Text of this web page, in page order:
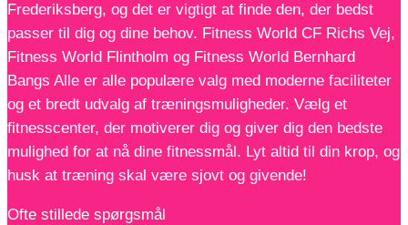
Frederiksberg, og det er vigtigt at finde den, der bedst
passer til dig og dine behov. Fitness World CF Richs Vej,
Fitness World Flintholm og Fitness World Bernhard
Bangs Alle er alle populære valg med moderne faciliteter
og et bredt udvalg af træningsmuligheder. Vælg et
fitnesscenter, der motiverer dig og giver dig den bedste
mulighed for at nå dine fitnessmål. Lyt altid til din krop, og
husk at træning skal være sjovt og givende!
Ofte stillede spørgsmål